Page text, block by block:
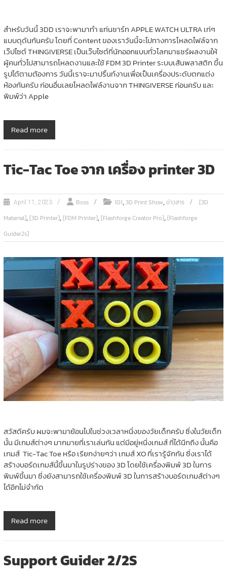
สำหรับวันนี้ 3DD เราจะพามาทำ แท่นชาร์ท APPLE WATCH ULTRA เท่ๆ
แบบดุดันกันครับ โดยที่ Content ของเราวันนี้จะไปทางการโหลดไฟล์จาก
เว๊ปไซต์ THINGIVERSE เป็นเว๊บไซต์ที่นักออกแบบทั่วโลกมาแชร์ผลงานให้
ผู้คนทั่วไปสามารถโหลดงานและใช้ FDM 3D Printer ระบบเส้นพลาสติก ขึ้น
รูปได้ตามต้องการ วันนี้เราจะมาปริ้นท์งานเพื่อเป็นเครื่องประดับตกแต่ง
ห้องกันครับ ก่อนอื่นเลยโหลดไฟล์งานจาก THINGIVERSE ก่อนครับ และ
พิมพ์ว่า Apple
Read more
Tic-Tac Toe จาก เครื่อง printer 3D
April 11, 2023 Boss 101,3D Print Show,ข่าวสาร
[3D
Material],[3D Printer],[FDM Printer],[Flashforge Creator Pro],[Flashforge
Guider2s]
สวัสดีครับ ผมจะพามาย้อนไปในช่วงเวลาหนึ่งของวัยเด็กครับ ซึ่งในวัยเด็ก
นั้น มีเกมส์ต่างๆ มากมายที่เราเล่นกัน แต่มีอยู่หนึ่งเกมส์ ที่ได้นึกถึง นั้นคือ
เกมส์ Tic-Tac Toe หรือ เรียกง่ายๆว่า เกมส์ XO ที่เรารู้จักกัน ซึ่งเราได้
สร้างบอร์ดเกมส์นี้ขึ้นมาในรูปร่างของ 3D โดยใช้เครื่องพิมพ์ 3D ในการ
พิมพ์ขึ้นมา ซึ่งยังสามารถใช้เครื่องพิมพ์ 3D ในการสร้างบอร์ดเกมส์ต่างๆ
ได้อีกไม่จำกัด
Read more
Support Guider 2/2S